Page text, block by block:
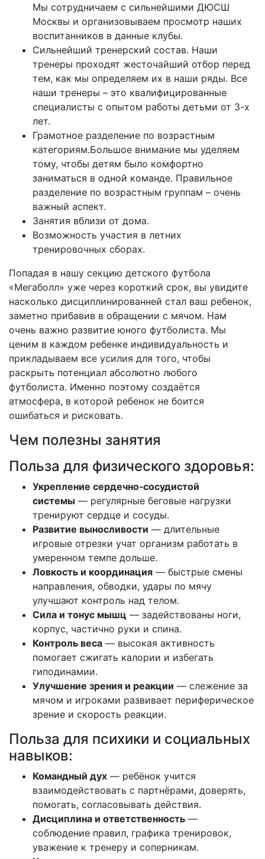
Мы сотрудничаем с сильнейшими ДЮСШ
Москвы и организовываем просмотр наших
воспитанников в данные клубы.
Сильнейший тренерский состав. Наши
тренеры проходят жесточайший отбор перед
тем, как мы определяем их в наши ряды. Все
наши тренеры – это квалифицированные
специалисты с опытом работы детьми от 3-х
лет.
Грамотное разделение по возрастным
категориям.Большое внимание мы уделяем
тому, чтобы детям было комфортно
заниматься в одной команде. Правильное
разделение по возрастным группам – очень
важный аспект.
Занятия вблизи от дома.
Возможность участия в летних
тренировочных сборах.
Попадая в нашу секцию детского футбола
«Мегаболл» уже через короткий срок, вы увидите
насколько дисциплинированней стал ваш ребенок,
заметно прибавив в обращении с мячом. Нам
очень важно развитие юного футболиста. Мы
ценим в каждом ребенке индивидуальность и
прикладываем все усилия для того, чтобы
раскрыть потенциал абсолютно любого
футболиста. Именно поэтому создаётся
атмосфера, в которой ребенок не боится
ошибаться и рисковать.
Чем полезны занятия
Польза для физического здоровья:
Укрепление сердечно‑сосудистой
системы — регулярные беговые нагрузки
тренируют сердце и сосуды.
Развитие выносливости — длительные
игровые отрезки учат организм работать в
умеренном темпе дольше.
Ловкость и координация — быстрые смены
направления, обводки, удары по мячу
улучшают контроль над телом.
Сила и тонус мышц — задействованы ноги,
корпус, частично руки и спина.
Контроль веса — высокая активность
помогает сжигать калории и избегать
гиподинамии.
Улучшение зрения и реакции — слежение за
мячом и игроками развивает периферическое
зрение и скорость реакции.
Польза для психики и социальных
навыков:
Командный дух — ребёнок учится
взаимодействовать с партнёрами, доверять,
помогать, согласовывать действия.
Дисциплина и ответственность —
соблюдение правил, графика тренировок,
уважение к тренеру и соперникам.